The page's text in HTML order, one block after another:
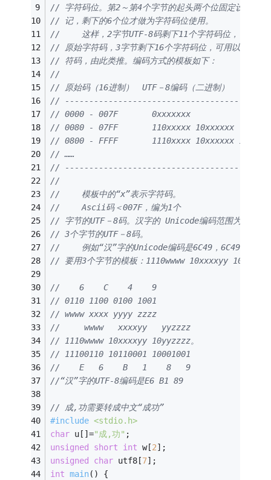
// 字符码位。第2～第4个字节的起头两个位固定设置为
// 记，剩下的6个位才做为字符码位使用。
// 　　这样，2字节UTF-8码剩下11个字符码位，可用以
// 原始字符码，3字节剩下16个字符码位，可用以转换
// 符码，由此类推。编码方式的模板如下：
//
// 原始码（16进制）　UTF－8编码（二进制）
//
// 0000 - 007F       0xxxxxxx
// 0080 - 07FF       110xxxxx 10xxxxxx
// 0800 - FFFF       1110xxxx 10xxxxxx
// ……
//
//
// 　　模板中的“x”表示字符码。
// 　　Ascii码＜007F，编为1个
// 字节的UTF－8码。汉字的 Unicode编码范围为0800－
// 3个字节的UTF－8码。
// 　　例如“汉”字的Unicode编码是6C49，6C49在
// 要用3个字节的模板：1110wwww 10xxxxyy
//    6    C    4    9
// 0110 1100 0100 1001
// wwww xxxx yyyy zzzz
//     wwww   xxxxyy   yyzzzz
// 1110wwww 10xxxxyy 10yyzzzz。
// 11100110 10110001 10001001
//    E   6    B   1    8   9
//“汉”字的UTF-8编码是E6 B1 89
// 成,功需要转成中文“成功”
#include <stdio.h>
char u[]="成,功" ;
unsigned
short int w[2];
unsigned
char utf8[7];
int main() {